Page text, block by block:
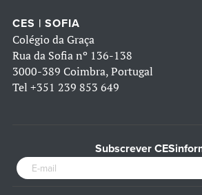
CES | SOFIA
Colégio da Graça
Rua da Sofia nº 136-138
3000-389 Coimbra, Portugal
Tel +351 239 853 649
Subscrever